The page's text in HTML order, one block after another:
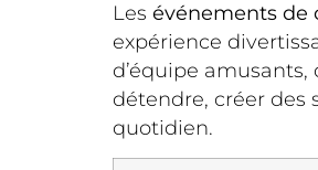
Les événements de
expérience
d’équipe
détendre, créer des
quotidien.